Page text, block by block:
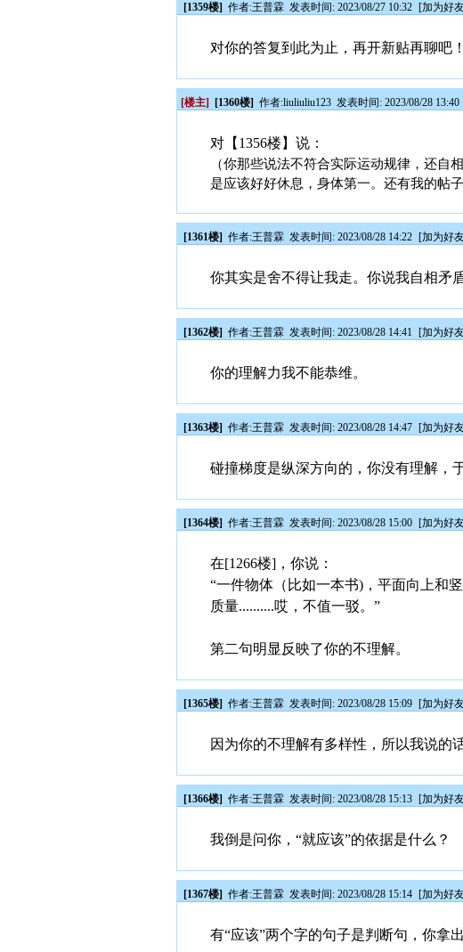
[1359楼] 作者:王普霖 发表时间: 2023/08/27 10:32 [加为好
对你的答复到此为止，再开新贴再聊吧！
[楼主] [1360楼] 作者:liuliuliu123 发表时间: 2023/08/28 13:40
对【1356楼】说：
（你那些说法不符合实际运动规律，还自相
是应该好好休息，身体第一。还有我的帖
[1361楼] 作者:王普霖 发表时间: 2023/08/28 14:22 [加为好
你其实是舍不得让我走。你说我自相矛
[1362楼] 作者:王普霖 发表时间: 2023/08/28 14:41 [加为好
你的理解力我不能恭维。
[1363楼] 作者:王普霖 发表时间: 2023/08/28 14:47 [加为好
碰撞梯度是纵深方向的，你没有理解，
[1364楼] 作者:王普霖 发表时间: 2023/08/28 15:00 [加为好
在[1266楼]，你说：
“一件物体（比如一本书)，平面向上和
质量..........哎，不值一驳。”
第二句明显反映了你的不理解。
[1365楼] 作者:王普霖 发表时间: 2023/08/28 15:09 [加为好
因为你的不理解有多样性，所以我说的
[1366楼] 作者:王普霖 发表时间: 2023/08/28 15:13 [加为好
我倒是问你，“就应该”的依据是什么？
[1367楼] 作者:王普霖 发表时间: 2023/08/28 15:14 [加为好
有“应该”两个字的句子是判断句，你拿